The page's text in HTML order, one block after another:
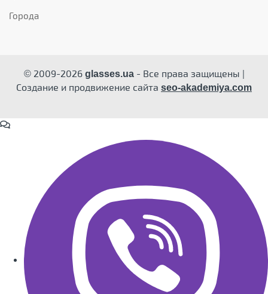
Города
© 2009-2026glasses.ua- Все права защищены |
Создание и продвижение сайта seo-akademiya.com